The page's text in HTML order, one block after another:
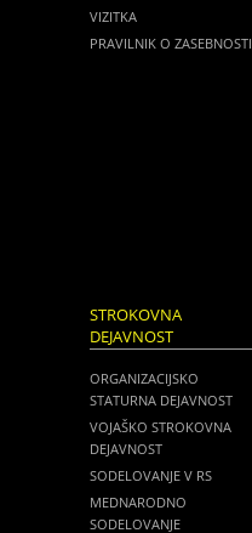
VIZITKA
PRAVILNIK O ZASEBNOSTI
STROKOVNA
DEJAVNOST
ORGANIZACIJSKO
STATURNA DEJAVNOST
VOJAŠKO STROKOVNA
DEJAVNOST
SODELOVANJE V RS
MEDNARODNO
SODELOVANJE